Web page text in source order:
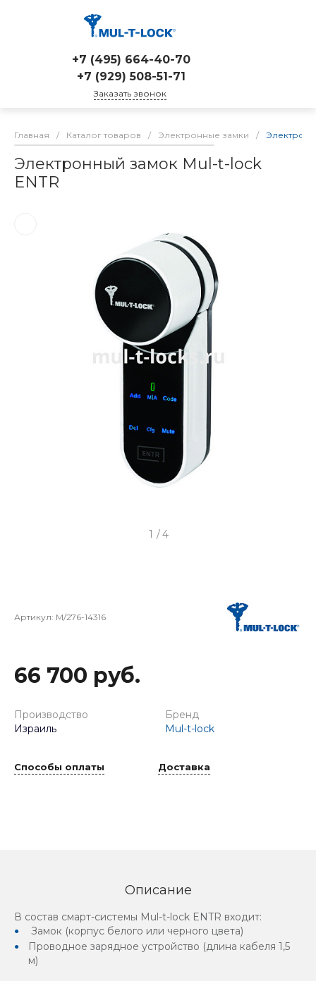
+7 (495) 664-40-70
+7 (929) 508-51-71
Заказать звонок
Главная / Каталог товаров / Электронные замки /
Электронный замок Mul-t-lock
ENTR
1 /4
Артикул: M/276-14316
66 700 руб.
Производство
Израиль
Бренд
Mul-t-lock
Способы оплаты Доставка
Описание
В состав смарт-системы Mul-t-lock ENTR входит:
Замок (корпус белого или черного цвета)
Проводное зарядное устройство (длина кабеля 1,5
м)